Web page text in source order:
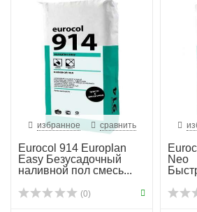
избранное сравнить
Eurocol 914 Europlan
Easy Безусадочный
наливной пол смесь...
(0)
Neo